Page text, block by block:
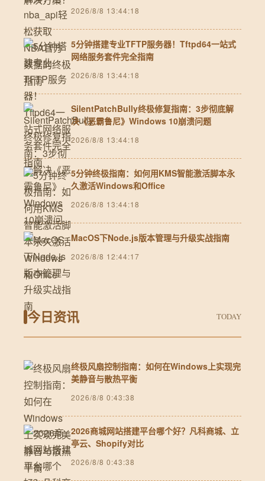
2026/8/8 13:44:18
5分钟搭建专业TFTP服务器！Tftpd64一站式
网络服务套件完全指南
2026/8/8 13:44:18
SilentPatchBully终极修复指南：3步彻底解
决《恶霸鲁尼》Windows 10崩溃问题
2026/8/8 13:44:18
5分钟终极指南：如何用KMS智能激活脚本永
久激活Windows和Office
2026/8/8 13:44:18
MacOS下Node.js版本管理与升级实战指南
2026/8/8 12:44:17
今日资讯 TODAY
终极风扇控制指南：如何在Windows上实现完
美静音与散热平衡
2026/8/8 0:43:38
2026商城网站搭建平台哪个好？凡科商城、立
亭云、Shopify对比
2026/8/8 0:43:38